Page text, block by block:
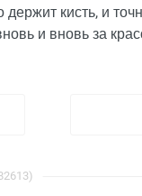
кисть, и
и вновь за